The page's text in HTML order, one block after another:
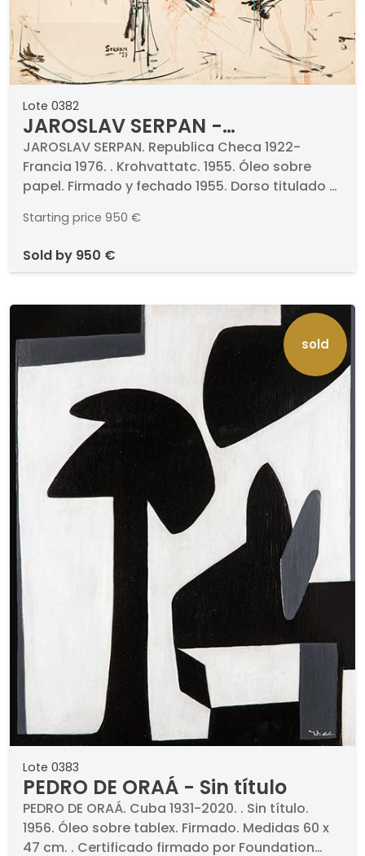
Lote 0382
JAROSLAV SERPAN -
Krohvattatc
JAROSLAV SERPAN. Republica Checa 1922-
Francia 1976. . Krohvattatc. 1955. Óleo sobre
papel. Firmado y fechado 1955. Dorso titulado y
Starting price 950 €
sold by 950 €
sold
Lote 0383
PEDRO DE ORAÁ - Sin título
PEDRO DE ORAÁ. Cuba 1931-2020. . Sin título.
1956. Óleo sobre tablex. Firmado. Medidas 60 x
47 cm. . Certificado firmado por Foundation